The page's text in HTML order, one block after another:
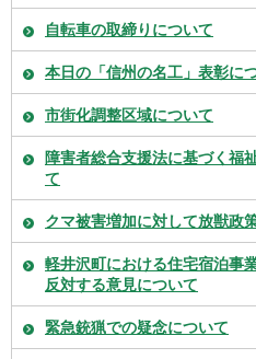
自転車の取締りについて
本日の「信州の名工」表彰に
市街化調整区域について
障害者総合支援法に基づく福
て
クマ被害増加に対して放獣政
軽井沢町における住宅宿泊事
反対する意見について
緊急銃猟での疑念について